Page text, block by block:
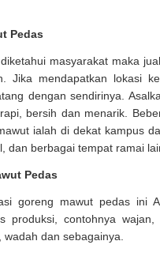
Pedas
masyarakat maka
Jika mendapatkan lokasi
dengan sendirinya.
bersih dan menarik.
ialah di dekat kampus
dan berbagai tempat ramai
Pedas
goreng mawut pedas ini
produksi, contohnya wajan,
wadah dan sebagainya.